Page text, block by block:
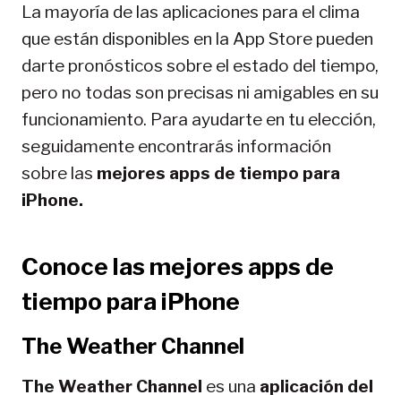
La mayoría de las aplicaciones para el clima
que están disponibles en la App Store pueden
darte pronósticos sobre el estado del tiempo,
pero no todas son precisas ni amigables en su
funcionamiento. Para ayudarte en tu elección,
seguidamente encontrarás información
sobre las mejores apps de tiempo para
iPhone.
Conoce las mejores apps de
tiempo para iPhone
The Weather Channel
The Weather Channel es una aplicación del